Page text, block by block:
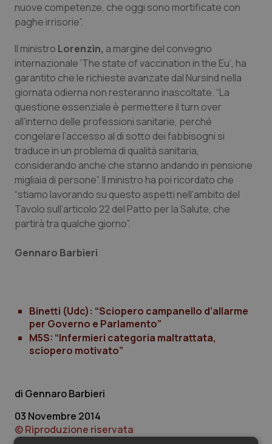
Puglia
Sardegna
Sicilia
Toscana
Umbria
Valle D’Aosta
Veneto
Malattie rare
Malattia di Crohn & Rettocolite Ulcerosa
Neuroscienze & patologie neurodegenerative
Obesità
Oftalmologia
Oncodermatologia
Oncoematologia
Quotidiano Chirurgia
Quotidiano Pediatria
Rene & patologie urogenitali
nuove competenze, che oggi sono mortificate con
paghe irrisorie”.
Il ministro Lorenzin, a margine del convegno
internazionale ‘The state of vaccination in the Eu’, ha
garantito che le richieste avanzate dal Nursind nella
giornata odierna non resteranno inascoltate. “La
questione essenziale è permettere il turn over
all’interno delle professioni sanitarie, perché
congelare l’accesso al di sotto dei fabbisogni si
traduce in un problema di qualità sanitaria,
considerando anche che stanno andando in pensione
migliaia di persone”. Il ministro ha poi ricordato che
“stiamo lavorando su questo aspetti nell’ambito del
Tavolo sull’articolo 22 del Patto per la Salute, che
partirà tra qualche giorno”.
Gennaro Barbieri
Binetti (Udc): “Sciopero campanello d’allarme
per Governo e Parlamento”
M5S: “Infermieri categoria maltrattata,
sciopero motivato”
Gennaro Barbieri
03 Novembre 2014
© Riproduzione riservata